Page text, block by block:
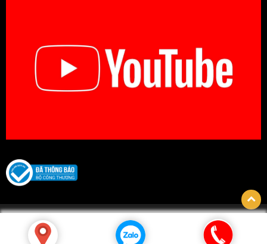
© Bản quyền thuộc về CÔNG TY TNHH BIDICA. Thiết kế bởi
hpsoft.vn